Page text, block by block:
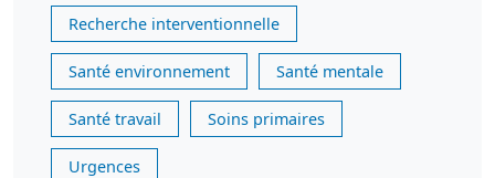
Recherche interventionnelle
Santé environnement Santé mentale
Santé travail Soins primaires
Urgences